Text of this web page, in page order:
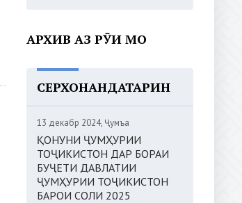
АРХИВ АЗ РӮИ МОҲ
СЕРХОНАНДАТАРИН
13 декабр 2024, Ҷумъа
ҚОНУНИ ҶУМҲУРИИ
ТОҶИКИСТОН ДАР БОРАИ
БУҶЕТИ ДАВЛАТИИ
ҶУМҲУРИИ ТОҶИКИСТОН
БАРОИ СОЛИ 2025